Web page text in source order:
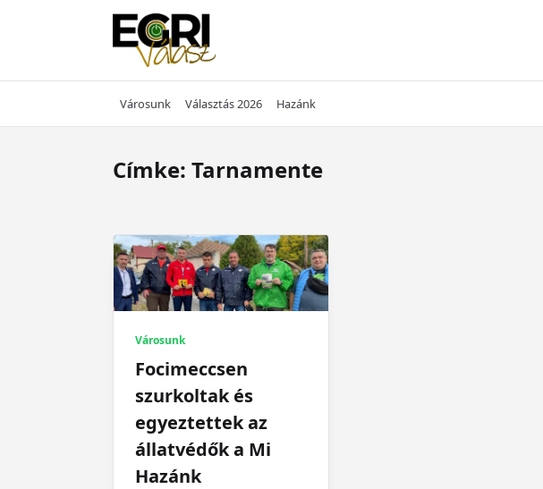
Városunk Választás 2026 Hazánk
Címke: Tarnamente
Városunk
Focimeccsen
szurkoltak és
egyeztettek az
állatvédők a Mi
Hazánk